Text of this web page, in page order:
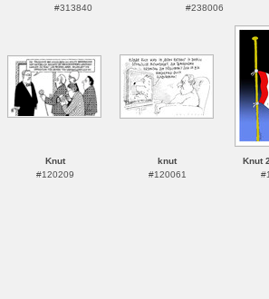
#313840
#238006
Knut
#120209
knut
#120061
Knut